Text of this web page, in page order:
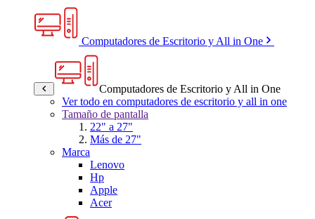
Computadores de Escritorio y All in One
Computadores de Escritorio y All in One
Ver todo en computadores de escritorio y all in one
Tamaño de pantalla
22" a 27"
Más de 27"
Marca
Lenovo
Hp
Apple
Acer